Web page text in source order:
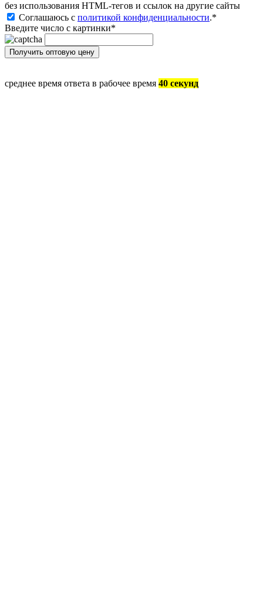
без иcпользования HTML-тегов и ссылок на другие сайты
Соглашаюсь с политикой конфиденциальности.*
Введите число с картинки*
среднее время ответа в рабочее время 40 секунд